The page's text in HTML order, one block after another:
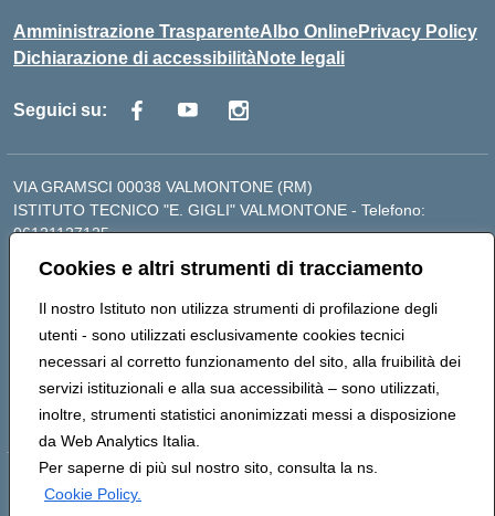
Cookies e altri strumenti di tracciamento
Il nostro Istituto non utilizza strumenti di profilazione degli
utenti - sono utilizzati esclusivamente cookies tecnici
necessari al corretto funzionamento del sito, alla fruibilità dei
servizi istituzionali e alla sua accessibilità – sono utilizzati,
inoltre, strumenti statistici anonimizzati messi a disposizione
da Web Analytics Italia.
Per saperne di più sul nostro sito, consulta la ns.
Cookie Policy.
Amministrazione TrasparenteAlbo OnlinePrivacy Policy
Dichiarazione di accessibilitàNote legali
Seguici su:
VIA GRAMSCI 00038 VALMONTONE (RM)
ISTITUTO TECNICO "E. GIGLI" VALMONTONE - Telefono:
06121127125
Telefono: 06121126825
LICEO DELLE SCIENZE UMANE "P.L. NERVI" SEGNI - Telefono:
06121126845
RMIS099002@pec.istruzione.it
Codice meccanografico: RMIS099002
Codice fiscale: 95036960581